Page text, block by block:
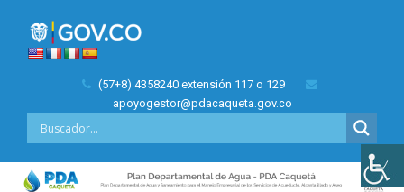
(57+8) 4358240 extensión 117 o 129
apoyogestor@pdacaqueta.gov.co